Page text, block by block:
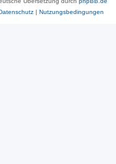
| Nutzungsbedingungen